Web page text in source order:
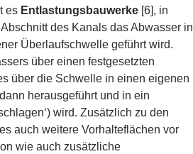
es Entlastungsbauwerke [6], in
des Kanals das Abwasser in
Überlaufschwelle geführt wird.
über einen festgesetzten
über die Schwelle in einen eigenen
herausgeführt und in ein
wird. Zusätzlich zu den
auch weitere Vorhalteflächen vor
wie auch zusätzliche